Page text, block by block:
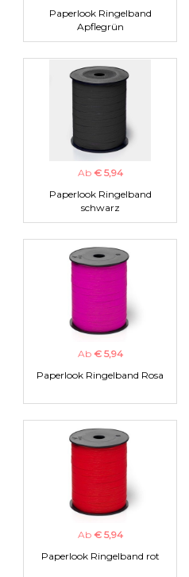
Paperlook Ringelband
Apflegrün
Ab € 5,94
Paperlook Ringelband
schwarz
Ab € 5,94
Paperlook Ringelband Rosa
Ab € 5,94
Paperlook Ringelband rot